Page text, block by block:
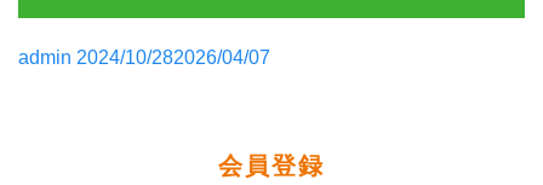
Posted
admin 2024/10/282026/04/07
会員登録